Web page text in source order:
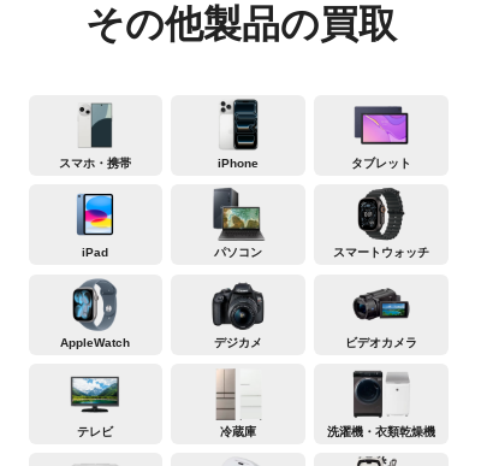
その他製品の買取
スマホ・携帯 iPhone タブレット
iPad パソコン スマートウォッチ
AppleWatch デジカメ ビデオカメラ
テレビ 冷蔵庫 洗濯機・衣類乾燥機